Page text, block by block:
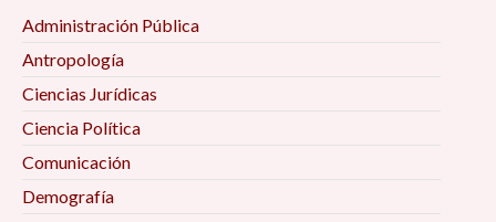
Administración Pública
Antropología
Ciencias Jurídicas
Ciencia Política
Comunicación
Demografía